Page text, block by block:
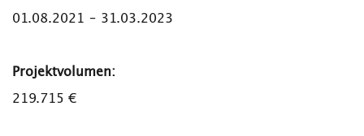
01.08.2021 – 31.03.2023
Projektvolumen:
219.715 €